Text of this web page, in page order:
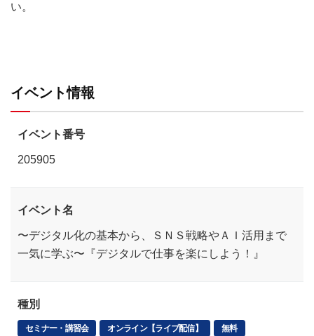
い。
イベント情報
イベント番号
205905
イベント名
〜デジタル化の基本から、ＳＮＳ戦略やＡＩ活用まで
一気に学ぶ〜『デジタルで仕事を楽にしよう！』
種別
セミナー・講習会 オンライン【ライブ配信】 無料